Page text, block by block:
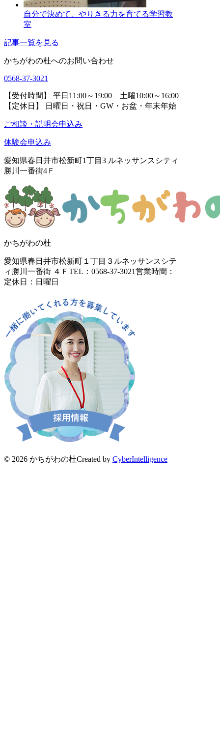
自分で決めて、やりきる力を育てる学習教
室
記事一覧を見る
かちがわの杜へのお問い合わせ
0568-37-3021
【受付時間】 平日11:00～19:00 土曜10:00～16:00
【定休日】 日曜日・祝日・GW・お盆・年末年始
ご相談・説明会申込み
体験会申込み
愛知県春日井市松新町1丁目3 ルネッサンスシティ
勝川一番街4Ｆ
かちがわの杜
愛知県春日井市松新町１丁目３ ルネッサンスシテ
ィ勝川一番街 ４Ｆ TEL：0568-37-3021営業時間：
定休日：日曜日
© 2026 かちがわの杜Created by CyberIntelligence